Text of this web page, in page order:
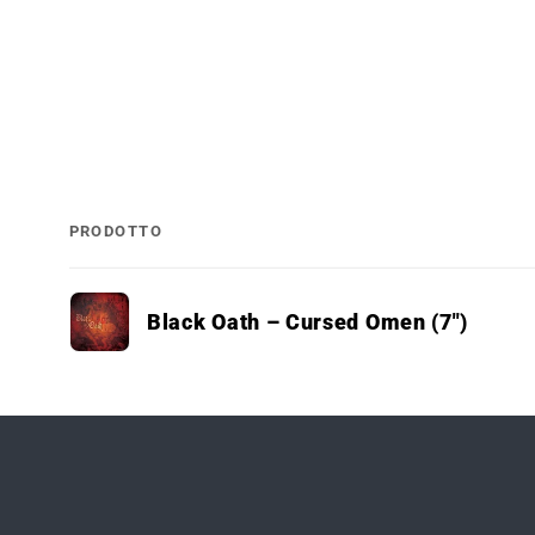
Il
tuo
PRODOTTO
Black Oath ‎– Cursed Omen (7")
in